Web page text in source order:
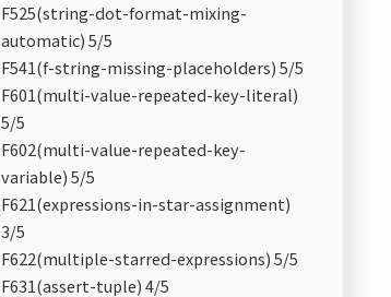
F525(string-dot-format-mixing-
automatic) 5/5
F541(f-string-missing-placeholders) 5/5
F601(multi-value-repeated-key-literal)
5/5
F602(multi-value-repeated-key-
variable) 5/5
F621(expressions-in-star-assignment)
3/5
F622(multiple-starred-expressions) 5/5
F631(assert-tuple) 4/5